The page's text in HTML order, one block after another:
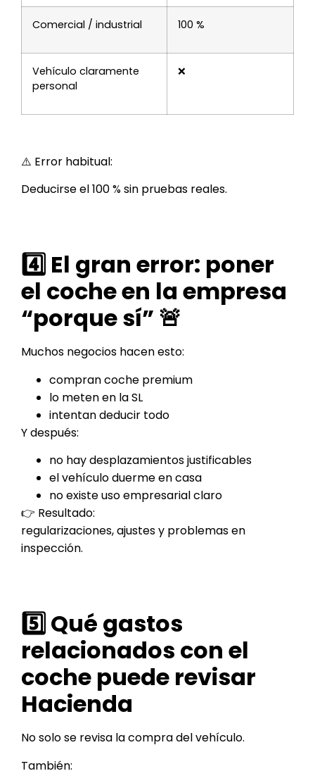
Comercial / industrial 100 %
Vehículo claramente
personal
❌
⚠️ Error habitual:
Deducirse el 100 % sin pruebas reales.
4️⃣ El gran error: poner
el coche en la empresa
“porque sí” 🚨
Muchos negocios hacen esto:
compran coche premium
lo meten en la SL
intentan deducir todo
Y después:
no hay desplazamientos justificables
el vehículo duerme en casa
no existe uso empresarial claro
👉 Resultado:
regularizaciones, ajustes y problemas en
inspección.
5️⃣ Qué gastos
relacionados con el
coche puede revisar
Hacienda
No solo se revisa la compra del vehículo.
También: